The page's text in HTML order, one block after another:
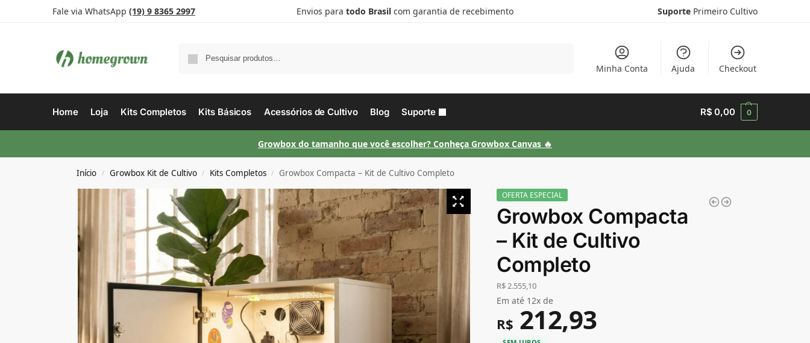
Fale via WhatsApp (19) 9 8365 2997 Envios para todo Brasil com garantia de recebimento Suporte Primeiro Cultivo
Minha Conta Ajuda Checkout
Home Loja Kits Completos Kits Básicos Acessórios de Cultivo Blog Suporte R$ 0,00 0
Growbox do tamanho que você escolher? Conheça Growbox Canvas 🔥
Início / Growbox Kit de Cultivo / Kits Completos / Growbox Compacta – Kit de Cultivo Completo
OFERTA ESPECIAL
Growbox Compacta
– Kit de Cultivo
Completo
R$ 2.555,10
Em até 12x de
R$ 212,93